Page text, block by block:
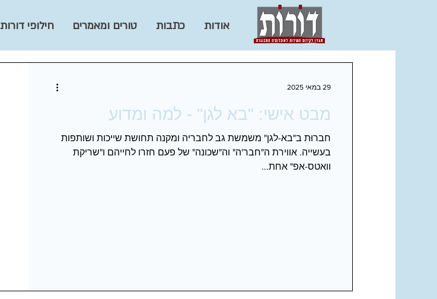
אודות כתבות טורים ומאמרים חילופי דורות
מבט אישי: "בא לגן" - למה ומדוע
חברוּת ב"בא-לגן" משמשת גב לחבריה ומקנה תחושת שייכות ושותפות
בעשייה. אווירת ה"חבר'ה" וה"שכונה" של פעם חזרו לחייהם ו"שריקת
וואטס-אפ" אחת...
29 במאי 2025